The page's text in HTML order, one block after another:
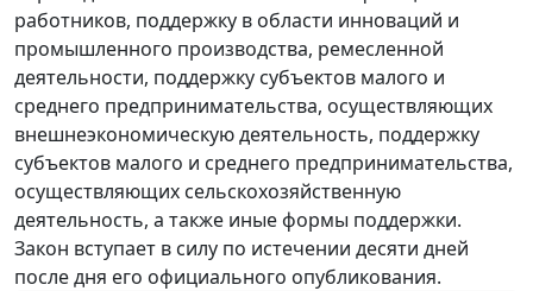
работников, поддержку в области инноваций и
промышленного производства, ремесленной
деятельности, поддержку субъектов малого и
среднего предпринимательства, осуществляющих
внешнеэкономическую деятельность, поддержку
субъектов малого и среднего предпринимательства,
осуществляющих сельскохозяйственную
деятельность, а также иные формы поддержки.
Закон вступает в силу по истечении десяти дней
после дня его официального опубликования.